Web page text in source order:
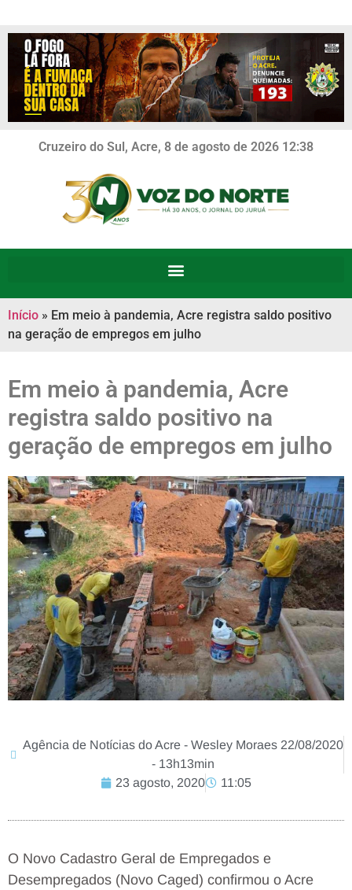
Cruzeiro do Sul, Acre, 8 de agosto de 2026 12:38
Início » Em meio à pandemia, Acre registra saldo positivo
na geração de empregos em julho
Em meio à pandemia, Acre
registra saldo positivo na
geração de empregos em julho
Agência de Notícias do Acre - Wesley Moraes 22/08/2020
- 13h13min
23 agosto, 2020
11:05
O Novo Cadastro Geral de Empregados e
Desempregados (Novo Caged) confirmou o Acre